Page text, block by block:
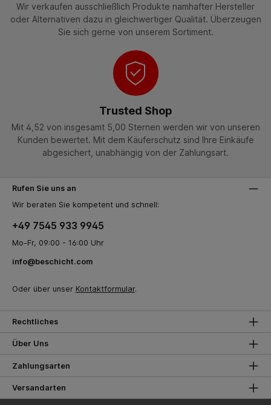
Wir verkaufen ausschließlich Produkte namhafter Hersteller
oder Alternativen dazu in gleichwertiger Qualität. Überzeugen
Sie sich gerne von unserem Sortiment.
Trusted Shop
Mit 4,52 von insgesamt 5,00 Sternen werden wir von unseren
Kunden bewertet. Mit dem Käuferschutz sind Ihre Einkäufe
abgesichert, unabhängig von der Zahlungsart.
Rufen Sie uns an
Wir beraten Sie kompetent und schnell:
+49 7545 933 9945
Mo-Fr, 09:00 - 16:00 Uhr
info@beschicht.com
Oder über unser Kontaktformular.
Rechtliches
Über Uns
Zahlungsarten
Versandarten